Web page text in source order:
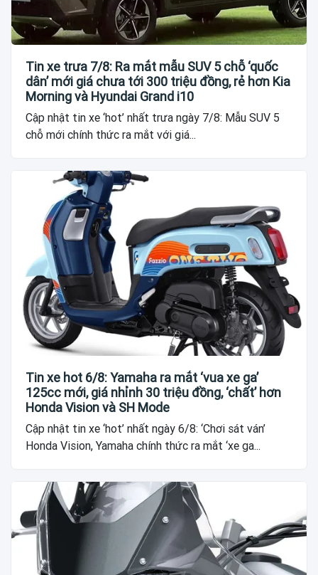
Tin xe trưa 7/8: Ra mắt mẫu SUV 5 chỗ ‘quốc
dân’ mới giá chưa tới 300 triệu đồng, rẻ hơn Kia
Morning và Hyundai Grand i10
Cập nhật tin xe ‘hot’ nhất trưa ngày 7/8: Mẫu SUV 5
chỗ mới chính thức ra mắt với giá...
Tin xe hot 6/8: Yamaha ra mắt ‘vua xe ga’
125cc mới, giá nhỉnh 30 triệu đồng, ‘chất’ hơn
Honda Vision và SH Mode
Cập nhật tin xe ‘hot’ nhất ngày 6/8: ‘Chơi sát ván’
Honda Vision, Yamaha chính thức ra mắt ‘xe ga...